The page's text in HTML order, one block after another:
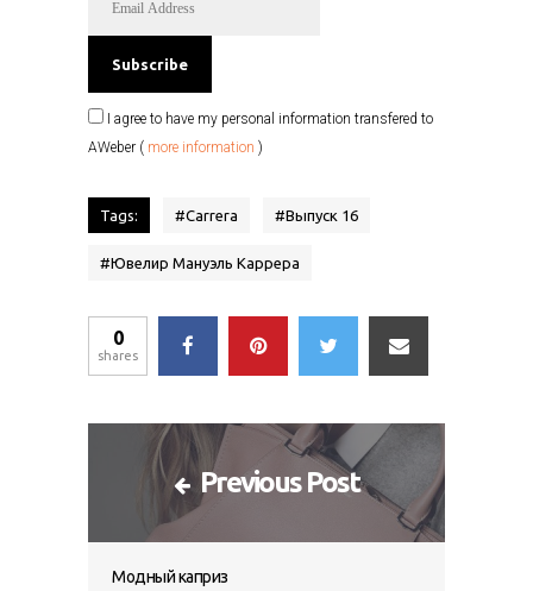
I agree to have my personal information transfered to
AWeber ( more information )
Tags: #Carrera #Выпуск 16
#Ювелир Мануэль Каррера
0
shares
Previous Post
Модный каприз